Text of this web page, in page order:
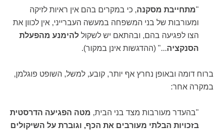
"מתחייבת מסקנה, כי במקרים בהם אין ראיות לזיקה
ומעורבות של בני המשפחה במעשה העברייני, אין לכוון את
הצו לפגיעה בהם, ובהתאם יש לשקול להימנע מהפעלת
הסנקציה..." (ההדגשות אינן במקור).
ברוח דומה ובאופן נחרץ אף יותר, קובע, למשל, השופט פוגלמן,
במקרה אחר:
"בהעדר מעורבות מצד בני הבית, מטה הפגיעה הדרסטית
בזכויות הבלתי מעורבים את הכף, וגוברת על השיקולים